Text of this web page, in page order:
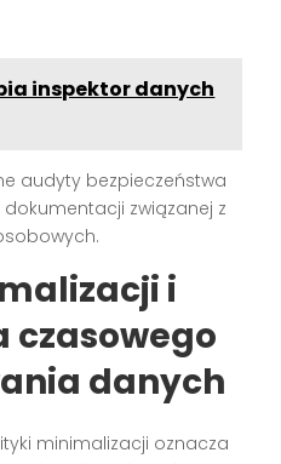
inspektor danych
audyty bezpieczeństwa
związanej z
i
czasowego
danych
minimalizacji oznacza